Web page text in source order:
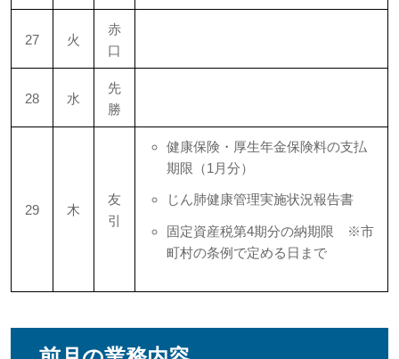
27 火
赤
口
28 水
先
勝
29 木
友
引
健康保険・厚生年金保険料の支払
期限（1月分）
じん肺健康管理実施状況報告書
固定資産税第4期分の納期限 ※市
町村の条例で定める日まで